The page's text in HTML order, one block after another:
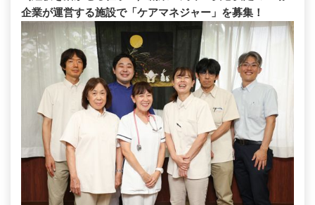
企業が運営する施設で「ケアマネジャー」を募集！